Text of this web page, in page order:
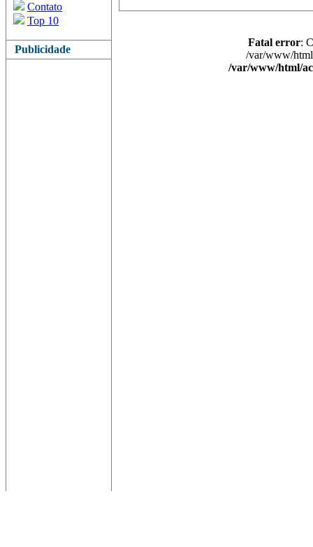
Contato
Top 10
Publicidade
Fatal error:
/var/www/
/var/www/html/